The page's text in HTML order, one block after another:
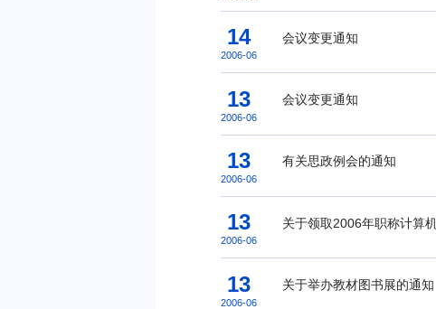
14
2006-06
会议变更通知
13
2006-06
会议变更通知
13
2006-06
有关思政例会的通知
13
2006-06
关于领取2006年职称计算
13
2006-06
关于举办教材图书展的通知